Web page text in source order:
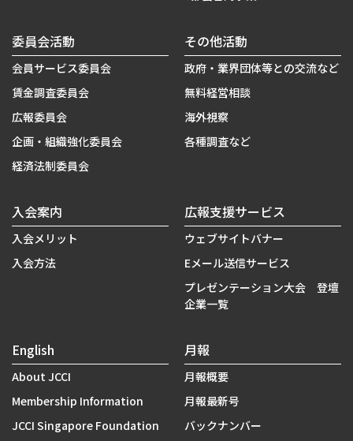
委員会活動
会員サービス委員会
賃金調査委員会
広報委員会
企画・組織強化委員会
経済法制委員会
その他活動
政府・業界団体等との交流など
無料経営相談
海外視察
各種調査など
入会案内
入会メリット
入会方法
広報支援サービス
ウェブサイトバナー
Eメール送信サービス
プレゼンテーション大会 登壇
企業一覧
English
About JCCI
Membership Information
JCCI Singapore Foundation
月報
月報概要
月報最新号
バックナンバー